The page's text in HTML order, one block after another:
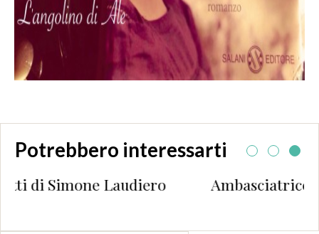
Potrebbero interessarti
Ambasciatrice Picci